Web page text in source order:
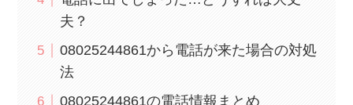
夫？
08025244861から電話が来た場合の対処
法
08025244861の電話情報まとめ